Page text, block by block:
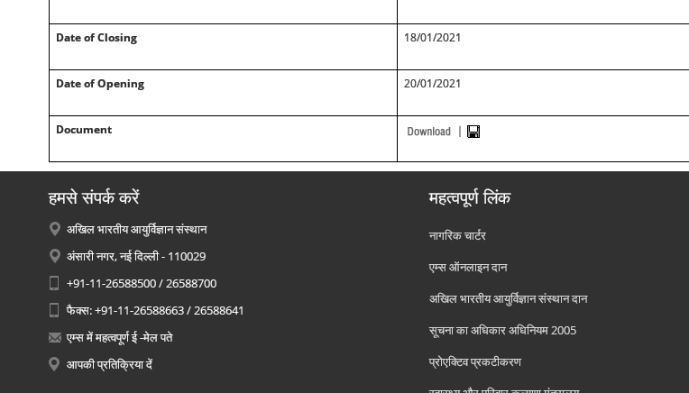
Date of Closing 18/01/2021
Date of Opening 20/01/2021
Document
हमसे संपर्क करें
अखिल भारतीय आयुर्विज्ञान संस्थान
अंसारी नगर, नई दिल्ली - 110029
+91-11-26588500 / 26588700
फैक्स: +91-11-26588663 / 26588641
एम्स में महत्वपूर्ण ई -मेल पते
आपकी प्रतिक्रिया दें
महत्वपूर्ण लिंक
नागरिक चार्टर
एम्स ऑनलाइन दान
अखिल भारतीय आयुर्विज्ञान संस्थान दान
सूचना का अधिकार अधिनियम 2005
प्रोएक्टिव प्रकटीकरण